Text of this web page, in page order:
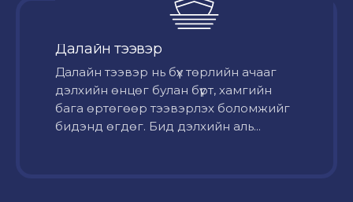
Далайн тээвэр
Далайн тээвэр нь бүх төрлийн ачааг
дэлхийн өнцөг булан бүрт, хамгийн
бага өртөгөөр тээвэрлэх боломжийг
бидэнд өгдөг. Бид дэлхийн аль...